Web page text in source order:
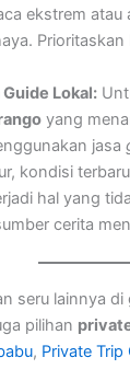
ekstrem
Lokal:
yang
jasa
kondisi
hal yang
cerita
seru lainnya
pilihan
, Private Trip